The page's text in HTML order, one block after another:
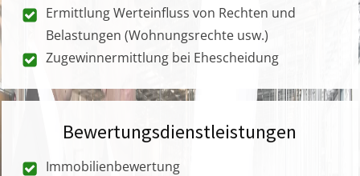
Ermittlung Werteinfluss von Rechten und
Belastungen (Wohnungsrechte usw.)
Zugewinnermittlung bei Ehescheidung
Bewertungsdienstleistungen
Immobilienbewertung